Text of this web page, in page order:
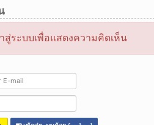
สู่ระบบเพื่อแสดงความคิดเห็น